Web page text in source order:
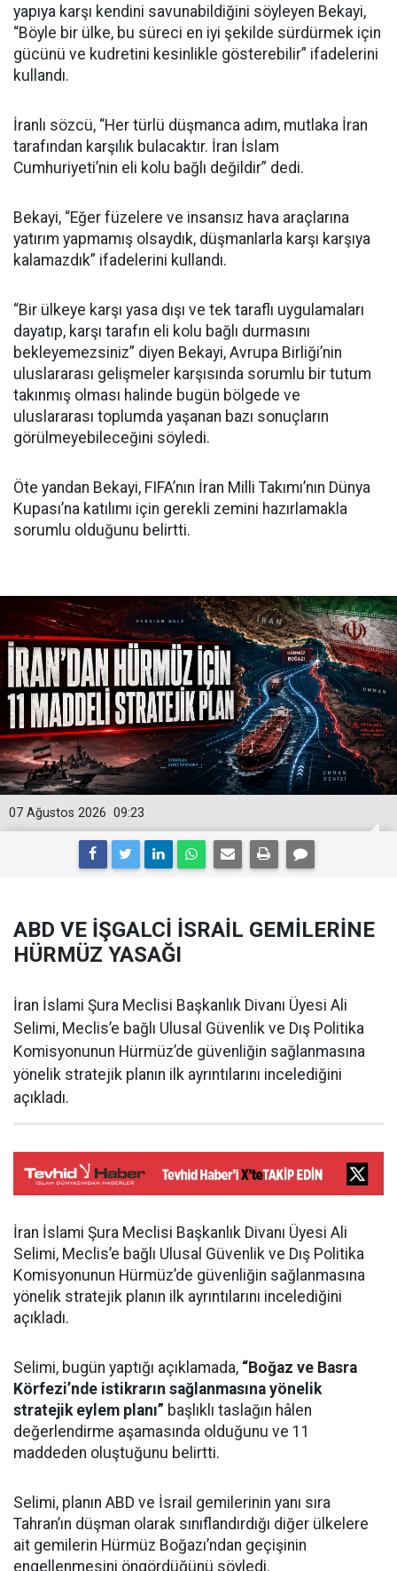
yapıya karşı kendini savunabildiğini söyleyen Bekayi,
“Böyle bir ülke, bu süreci en iyi şekilde sürdürmek için
gücünü ve kudretini kesinlikle gösterebilir” ifadelerini
kullandı.
İranlı sözcü, “Her türlü düşmanca adım, mutlaka İran
tarafından karşılık bulacaktır. İran İslam
Cumhuriyeti’nin eli kolu bağlı değildir” dedi.
Bekayi, “Eğer füzelere ve insansız hava araçlarına
yatırım yapmamış olsaydık, düşmanlarla karşı karşıya
kalamazdık” ifadelerini kullandı.
“Bir ülkeye karşı yasa dışı ve tek taraflı uygulamaları
dayatıp, karşı tarafın eli kolu bağlı durmasını
bekleyemezsiniz” diyen Bekayi, Avrupa Birliği’nin
uluslararası gelişmeler karşısında sorumlu bir tutum
takınmış olması halinde bugün bölgede ve
uluslararası toplumda yaşanan bazı sonuçların
görülmeyebileceğini söyledi.
Öte yandan Bekayi, FIFA’nın İran Milli Takımı’nın Dünya
Kupası’na katılımı için gerekli zemini hazırlamakla
sorumlu olduğunu belirtti.
09:23
07 Ağustos 2026
ABD VE İŞGALCİ İSRAİL GEMİLERİNE
HÜRMÜZ YASAĞI
İran İslami Şura Meclisi Başkanlık Divanı Üyesi Ali
Selimi, Meclis’e bağlı Ulusal Güvenlik ve Dış Politika
Komisyonunun Hürmüz’de güvenliğin sağlanmasına
yönelik stratejik planın ilk ayrıntılarını incelediğini
açıkladı.
İran İslami Şura Meclisi Başkanlık Divanı Üyesi Ali
Selimi, Meclis’e bağlı Ulusal Güvenlik ve Dış Politika
Komisyonunun Hürmüz’de güvenliğin sağlanmasına
yönelik stratejik planın ilk ayrıntılarını incelediğini
açıkladı.
Selimi, bugün yaptığı açıklamada, “Boğaz ve Basra
Körfezi’nde istikrarın sağlanmasına yönelik
stratejik eylem planı” başlıklı taslağın hâlen
değerlendirme aşamasında olduğunu ve 11
maddeden oluştuğunu belirtti.
Selimi, planın ABD ve İsrail gemilerinin yanı sıra
Tahran’ın düşman olarak sınıflandırdığı diğer ülkelere
ait gemilerin Hürmüz Boğazı’ndan geçişinin
engellenmesini öngördüğünü söyledi.